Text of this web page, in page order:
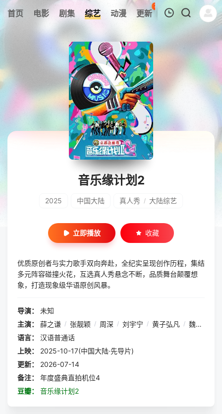
首页 电影 剧集 综艺 动漫 更新
78
热榜 APP
我的观影记录
暂无观看影片的记录
音乐缘计划2
2025 中国大陆 真人秀 / 大陆综艺
立即播放 收藏
优质原创者与实力歌手双向奔赴，全纪实呈现创作历程，集结
多元阵容碰撞火花，互选真人秀悬念不断，品质舞台颠覆想
象，打造现象级华语原创风暴。
导演：
未知
主演：
薛之谦 / 张靓颖 / 周深 / 刘宇宁 / 黄子弘凡 / 魏翔
语言：
汉语普通话
上映：
2025-10-17(中国大陆·先导片)
更新：
2026-07-14
备注：
年度盛典直拍机位4
豆瓣：
音乐缘计划2